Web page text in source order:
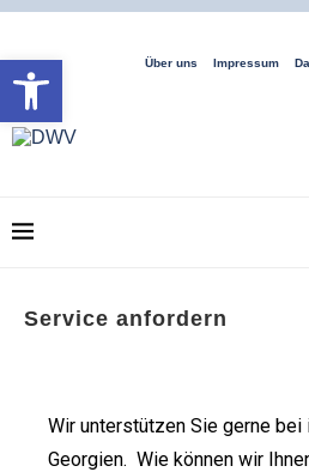
Open toolbar Über uns Impressum
Service anfordern
Wir unterstützen Sie gerne
Georgien. Wie können wir